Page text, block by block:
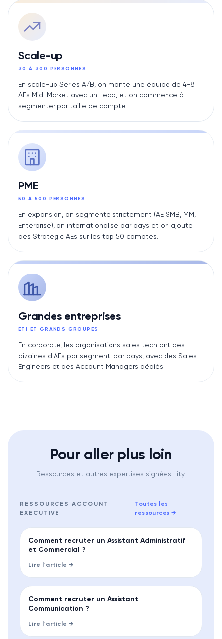
Scale-up
30 À 300 PERSONNES
En scale-up Series A/B, on monte une équipe de 4-8
AEs Mid-Market avec un Lead, et on commence à
segmenter par taille de compte.
PME
50 À 500 PERSONNES
En expansion, on segmente strictement (AE SMB, MM,
Enterprise), on internationalise par pays et on ajoute
des Strategic AEs sur les top 50 comptes.
Grandes entreprises
ETI ET GRANDS GROUPES
En corporate, les organisations sales tech ont des
dizaines d'AEs par segment, par pays, avec des Sales
Engineers et des Account Managers dédiés.
Pour aller plus loin
Ressources et autres expertises signées Lity.
RESSOURCESACCOUNT
EXECUTIVE
Toutes les
ressources→
GUIDE
Comment recruter un Assistant Administratif
et Commercial ?
Lire l'article →
GUIDE
Comment recruter un Assistant
Communication ?
Lire l'article →